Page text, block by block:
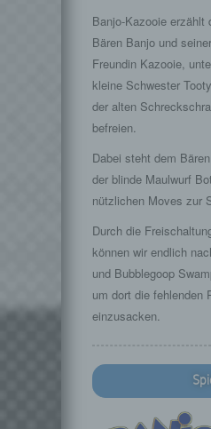
Banjo-Kazooie erzählt
Bären Banjo und
Freundin Kazooie,
kleine Schwester
der alten
befreien.
Dabei steht dem
der blinde Maulwurf
nützlichen Moves zur
Durch die
können wir endlich
und Bubblegoop
um dort die fehlenden
einzusacken.